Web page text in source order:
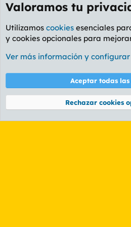
Foro General
Cookies
PL OLDSTYLE
Términos y reglas
Community platform by XenForo® © 2010-
Valoramos tu
Utilizamos cookies esenciales
y cookies opcionales para
Ver más información y
Aceptar todas las
Rechazar cookies